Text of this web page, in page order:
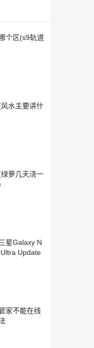
已关机的
基于Tegra
金顶住宿一
)
天记录
和20 Ultra
Pro兰博基
（微信聊
个区(s9轨道
水主要讲什
萝几天浇一
星Galaxy N
Update
家不能在线